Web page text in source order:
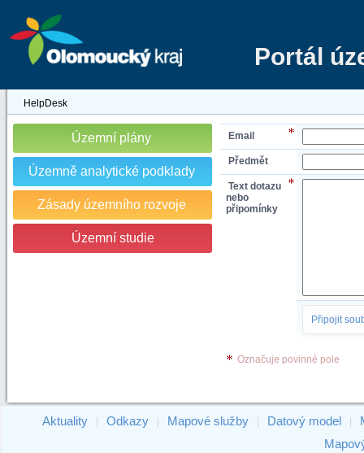
Portál
HelpDesk
Územní plány
Územně analytické podklady
Zásady územního rozvoje
Územní studie
Email
Předmět
Text dotazu
nebo
připomínky
Připojit
Označuje povinné pole
Aktuality Odkazy Mapové služby Datový model